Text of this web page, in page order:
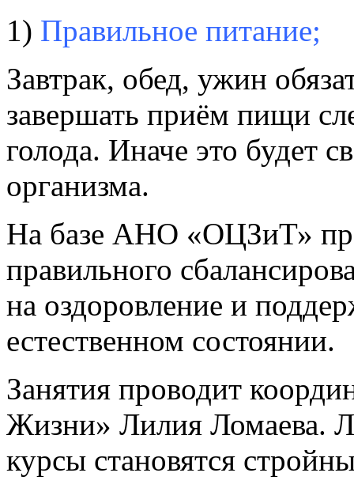
1) Правильное питание;
Завтрак, обед, ужин
завершать приём пищи
голода. Иначе это будет
организма.
На базе АНО «ОЦЗиТ»
правильного
на оздоровление и
естественном состоянии.
Занятия проводит
Жизни» Лилия Ломаева.
курсы становятся